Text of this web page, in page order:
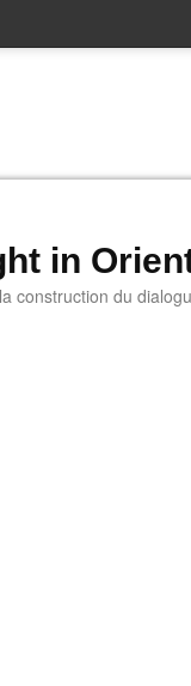
in
construction du